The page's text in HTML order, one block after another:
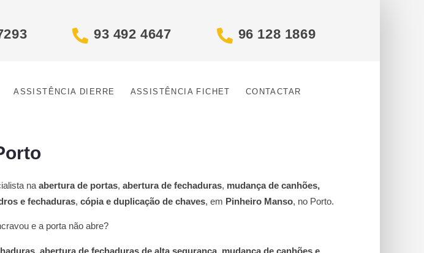
93 492 4647 96 128 1869
ASSISTÊNCIA DIERRE ASSISTÊNCIA FICHET CONTACTAR
na abertura de portas, abertura de fechaduras, mudança de canhões,
e fechaduras, cópia e duplicação de chaves, em Pinheiro Manso, no Porto.
e a porta não abre?
, abertura de fechaduras de alta segurança, mudança de canhões e